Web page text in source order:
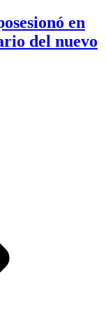
en
del nuevo